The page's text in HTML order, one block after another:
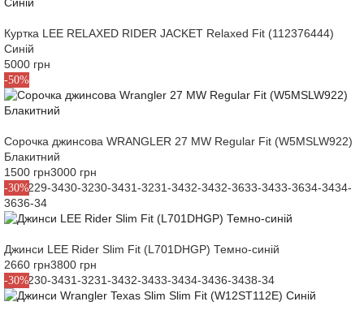
Куртка LEE RELAXED RIDER JACKET Relaxed Fit (112376444)
Синій
5000 грн
-50%
SM
Сорочка джинсова WRANGLER 27 MW Regular Fit (W5MSLW922)
Блакитний
1500 грн3000 грн
-30%
29-3229-3430-3230-3431-3231-3432-3432-3633-3433-3634-3434-
3636-34
Джинси LEE Rider Slim Fit (L701DHGP) Темно-синій
2660 грн3800 грн
-30%
30-3230-3431-3231-3432-3433-3434-3436-3438-34